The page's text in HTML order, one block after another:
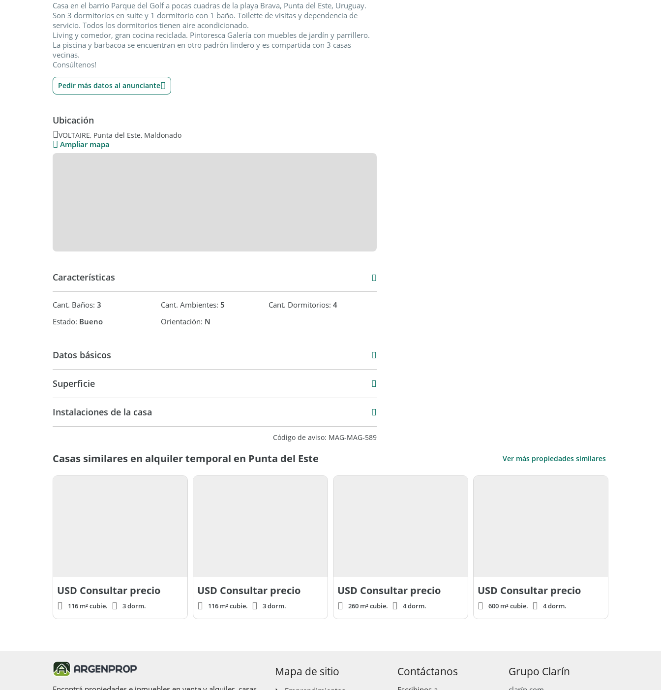
Casa en el barrio Parque del Golf a pocas cuadras de la playa Brava, Punta del Este, Uruguay.
Son 3 dormitorios en suite y 1 dormitorio con 1 baño. Toilette de visitas y dependencia de
servicio. Todos los dormitorios tienen aire acondicionado.
Living y comedor, gran cocina reciclada. Pintoresca Galería con muebles de jardín y parrillero.
La piscina y barbacoa se encuentran en otro padrón lindero y es compartida con 3 casas
vecinas.
Consúltenos!
Pedir más datos al anunciante
Ubicación
VOLTAIRE, Punta del Este, Maldonado
Ampliar mapa
Características
Cant. Baños: 3 Cant. Ambientes: 5 Cant. Dormitorios:4
Estado: Bueno Orientación: N
Datos básicos
Temporal
Superficie
Instalaciones de la casa
Código de aviso: MAG-MAG-589
Casas similares en alquiler temporal en Punta del Este Ver más propiedades similares
USD Consultar precio
116 m² cubie. 3 dorm.
USD Consultar precio
116 m² cubie. 3 dorm.
USD Consultar precio
260 m² cubie. 4 dorm.
USD Consultar precio
600 m² cubie. 4 dorm.
Mapa de sitio Contáctanos Grupo Clarín